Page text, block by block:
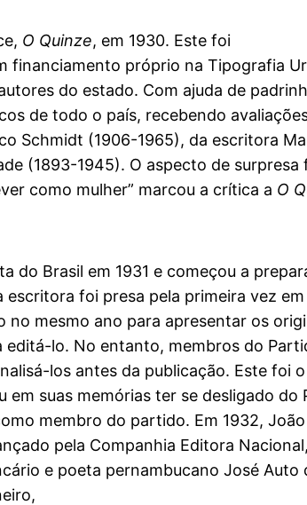
O Quinze, em 1930. Este foi
financiamento próprio na Tipografia
do estado. Com ajuda de
de todo o país, recebendo
Schmidt (1906-1965), da escritora
(1893-1945). O aspecto de surpresa
como mulher” marcou a crítica a O
do Brasil em 1931 e começou a
escritora foi presa pela primeira vez em
no mesmo ano para apresentar os
lo. No entanto, membros do
los antes da publicação. Este foi o
suas memórias ter se desligado do
membro do partido. Em 1932, João
pela Companhia Editora
e poeta pernambucano José Auto